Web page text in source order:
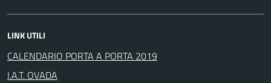
LINK UTILI
CALENDARIO PORTA A PORTA 2019
I.A.T. OVADA